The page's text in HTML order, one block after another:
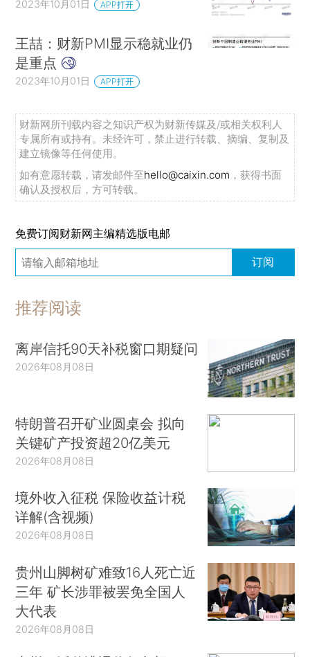
2023年10月01日 APP打开
王喆：财新PMI显示稳就业仍
是重点
2023年10月01日 APP打开
财新网所刊载内容之知识产权为财新传媒及/或相关权利人
专属所有或持有。未经许可，禁止进行转载、摘编、复制及
建立镜像等任何使用。
如有意愿转载，请发邮件至hello@caixin.com ，获得书面
确认及授权后，方可转载。
免费订阅财新网主编精选版电邮
订阅
推荐阅读
离岸信托90天补税窗口期疑问
2026年08月08日
特朗普召开矿业圆桌会 拟向
关键矿产投资超20亿美元
2026年08月08日
境外收入征税 保险收益计税
详解(含视频)
2026年08月08日
贵州山脚树矿难致16人死亡近
三年 矿长涉罪被罢免全国人
大代表
2026年08月08日